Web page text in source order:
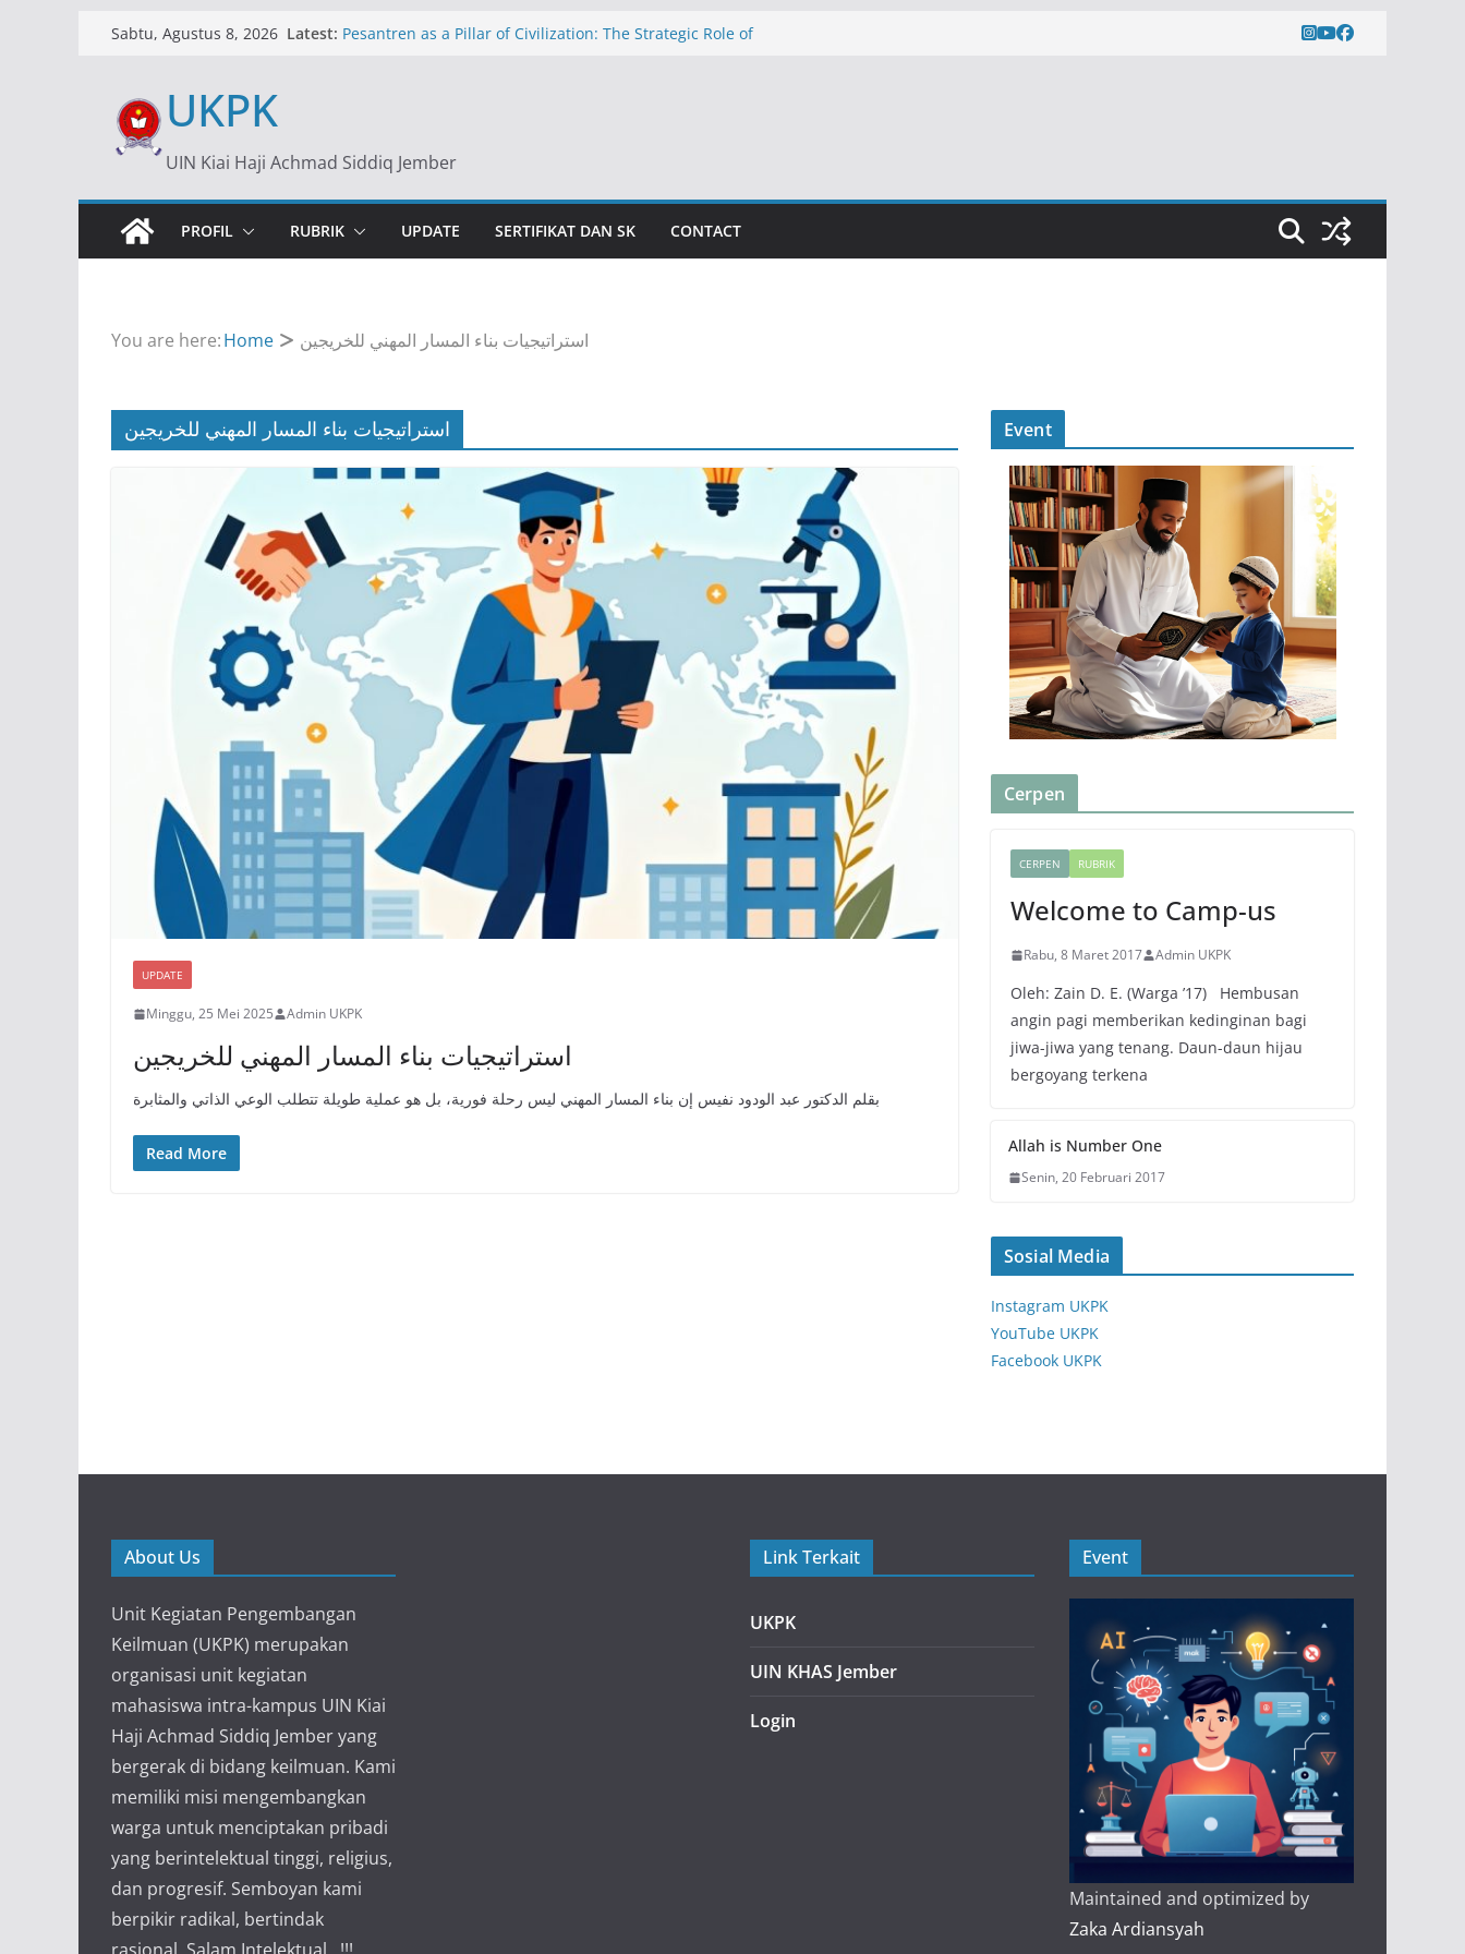
Sabtu, Agustus 8, 2026 Latest: Pesantren as a Pillar of Civilization: The Strategic Role of
of an Economic Crisis
للمعاهد الإسلامية في التعليم بإندونيسيا
UKPK
UIN Kiai Haji Achmad Siddiq Jember
PROFIL RUBRIK UPDATE SERTIFIKAT DAN SK CONTACT
You are here:Home استراتيجيات بناء المسار المهني للخريجين
استراتيجيات بناء المسار المهني للخريجين
UPDATE
Minggu, 25 Mei 2025 Admin UKPK
استراتيجيات بناء المسار المهني للخريجين
بقلم الدكتور عبد الودود نفيس إن بناء المسار المهني ليس رحلة فورية، بل هو عملية طويلة تتطلب الوعي الذاتي والمثابرة
Read More
Event
Cerpen
CERPEN RUBRIK
Welcome to Camp-us
Rabu, 8 Maret 2017 Admin UKPK
Oleh: Zain D. E. (Warga ’17) Hembusan
angin pagi memberikan kedinginan bagi
jiwa-jiwa yang tenang. Daun-daun hijau
bergoyang terkena
Allah is Number One
Senin, 20 Februari 2017
Sosial Media
Instagram UKPK
YouTube UKPK
Facebook UKPK
About Us
Unit Kegiatan Pengembangan
Keilmuan (UKPK) merupakan
organisasi unit kegiatan
mahasiswa intra-kampus UIN Kiai
Haji Achmad Siddiq Jember yang
bergerak di bidang keilmuan. Kami
memiliki misi mengembangkan
warga untuk menciptakan pribadi
yang berintelektual tinggi, religius,
dan progresif. Semboyan kami
berpikir radikal, bertindak
Link Terkait
UKPK
UIN KHAS Jember
Login
Event
Maintained and optimized by
Zaka Ardiansyah